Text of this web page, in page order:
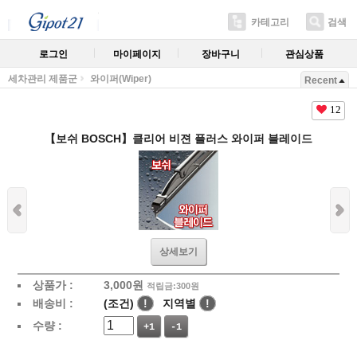
카테고리 검색
로그인 마이페이지 장바구니 관심상품
세차관리 제품군 와이퍼(Wiper) Recent
12
【보쉬 BOSCH】클리어 비젼 플러스 와이퍼 블레이드
상세보기
상품가 : 3,000원 적립금:300원
배송비 : (조건) ! 지역별
!
수량 :
+1 -1